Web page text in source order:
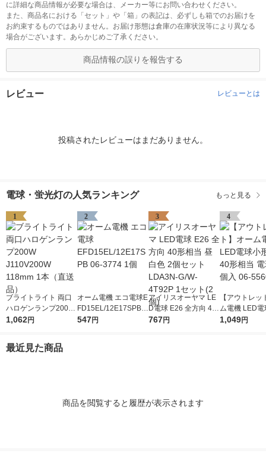
に詳細な商品情報が必要な場合は、メーカー等にお問い合わせください。
また、商品名における「セット」や「箱」の表記は、必ずしも箱でのお届けを
お約束するものではありません。お届け形態は倉庫の在庫状況等により異なる
場合がございます。あらかじめご了承ください。
商品情報の誤りを報告する
レビュー レビューとは
投稿されたレビューはまだありません。
電球・蛍光灯の人気ランキング もっと見る
1
ブライトライト 両口
ハロゲンランプ200W
J110V200W 118mm 1
1,062円
2
オーム電機 エコ電球E
FD15EL/12E17SPB 0
6-3774 1個
547円
3
アイリスオーヤマ LE
D電球 E26 全方向 40
形相当 昼白色 2個セ
767円
4
【アウトレッ
ム電機 LED電
17 40形相当
1,049円
最近見た商品
商品を閲覧すると履歴が表示されます